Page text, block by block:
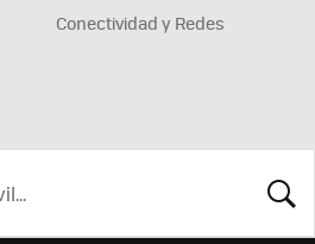
Conectividad y Redes